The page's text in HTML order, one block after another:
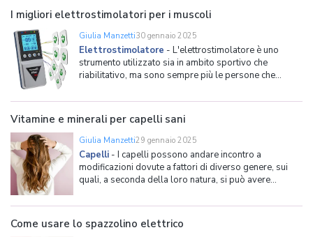
più adatto alle proprie esigenze consigliamo di cons
I migliori elettrostimolatori per i muscoli
Giulia Manzetti30 gennaio 2025
Elettrostimolatore - L'elettrostimolatore è uno
strumento utilizzato sia in ambito sportivo che
riabilitativo, ma sono sempre più le persone che
in modo più definito i muscoli di gambe, braccia,
addome e glutei. Se tali apparecchi in passato
funzionavano solo tra
Vitamine e minerali per capelli sani
Giulia Manzetti29 gennaio 2025
Capelli - I capelli possono andare incontro a
modificazioni dovute a fattori di diverso genere, sui
quali, a seconda della loro natura, si può avere
influenzati vi sono la dieta (un'alimentazione sana e il
più possibile bilanciata avrà senza dubbio un effetto
Come usare lo spazzolino elettrico